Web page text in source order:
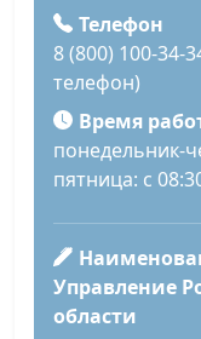
Телефон
8 (800) 100-34-
телефон)
Время
понедельник-
пятница: с
Управление
области